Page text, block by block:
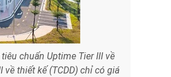
chuẩn Uptime Tier III về
về thiết kế (TCDD) chỉ có giá